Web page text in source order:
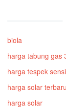
biola
harga tabung gas
harga tespek
harga solar terbaru
harga solar